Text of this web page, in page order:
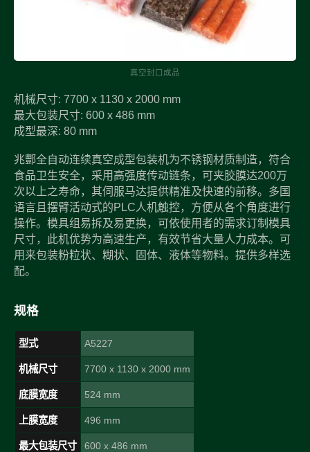
真空封口成品
机械尺寸: 7700 x 1130 x 2000 mm
最大包装尺寸: 600 x 486 mm
成型最深: 80 mm
兆酆全自动连续真空成型包装机为不锈钢材质制造，符合
食品卫生安全，采用高强度传动链条，可夹胶膜达200万
次以上之寿命，其伺服马达提供精准及快速的前移。多国
语言且摆臂活动式的PLC人机触控，方便从各个角度进行
操作。模具组易拆及易更换，可依使用者的需求订制模具
尺寸，此机优势为高速生产，有效节省大量人力成本。可
用来包装粉粒状、糊状、固体、液体等物料。提供多样选
配。
规格
型式 A5227
机械尺寸 7700 x 1130 x 2000 mm
底膜宽度 524 mm
上膜宽度 496 mm
最大包装尺寸 600 x 486 mm